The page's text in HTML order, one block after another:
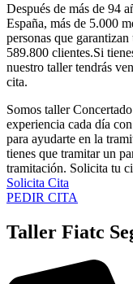
Después de más de 94
España, más de 5.000
personas que
589.800 clientes.Si
nuestro taller tendrás
cita.
Somos taller
experiencia cada día
para ayudarte en la
tienes que tramitar un
tramitación. Solicita tu
Solicita Cita
PEDIR CITA
Taller Fiatc